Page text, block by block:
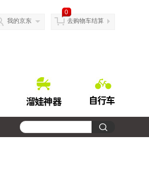
我的京东
0
去购物车结算